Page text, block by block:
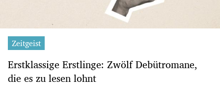
Zeitgeist
Erstklassige Erstlinge: Zwölf Debütromane,
die es zu lesen lohnt